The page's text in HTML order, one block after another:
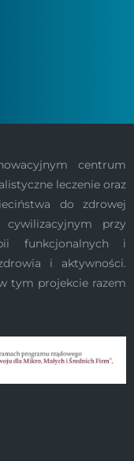
centrum
leczenie oraz
do zdrowej
przy
funkcjonalnych i
i aktywności.
tym projekcie razem